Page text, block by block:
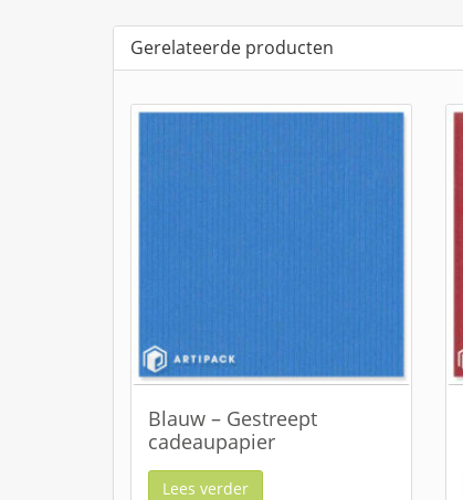
Gerelateerde producten
Blauw – Gestreept
cadeaupapier
Lees verder